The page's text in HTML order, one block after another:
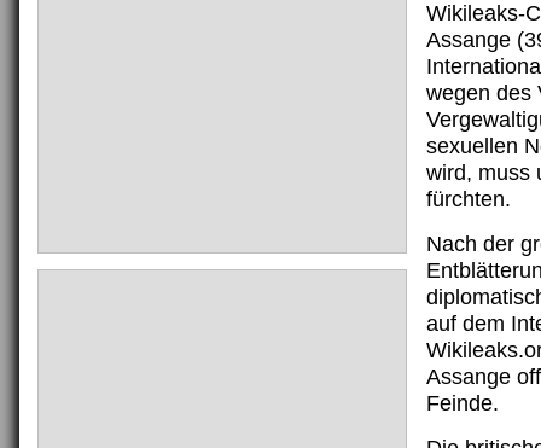
Wikileaks-
Assange
wegen des
sexuellen
wird, muss
fürchten.
Nach der
auf dem
Assange
Feinde.